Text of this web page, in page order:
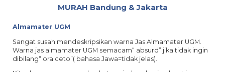
MURAH Bandung & Jakarta
Almamater UGM
Sangat susah mendeskripsikan warna Jas Almamater UGM.
Warna jas almamater UGM semacam“ absurd” jika tidak ingin
dibilang“ ora ceto”( bahasa Jawa=tidak jelas).